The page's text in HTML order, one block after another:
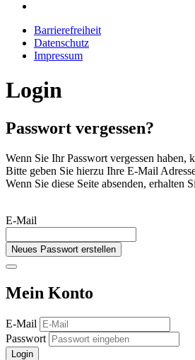
Barrierefreiheit
Datenschutz
Impressum
Login
Passwort vergessen?
Wenn Sie Ihr Passwort vergessen haben,
Bitte geben Sie hierzu Ihre E-Mail
Wenn Sie diese Seite absenden,
E-Mail
Neues Passwort erstellen
Mein Konto
E-Mail
Passwort
Login